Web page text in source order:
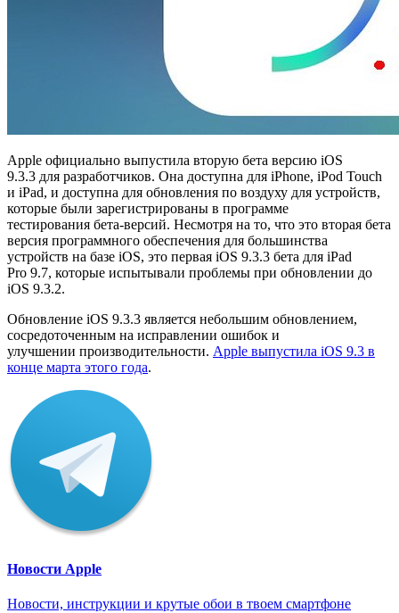
Apple официально выпустила вторую бета версию iOS
9.3.3 для разработчиков. Она доступна для iPhone, iPod Touch
и iPad, и доступна для обновления по воздуху для устройств,
которые были зарегистрированы в программе
тестирования бета-версий. Несмотря на то, что это вторая бета
версия программного обеспечения для большинства
устройств на базе iOS, это первая iOS 9.3.3 бета для iPad
Pro 9.7, которые испытывали проблемы при обновлении до
iOS 9.3.2.
Обновление iOS 9.3.3 является небольшим обновлением,
сосредоточенным на исправлении ошибок и
улучшении производительности. Apple выпустила iOS 9.3 в
конце марта этого года.
Новости Apple
Новости, инструкции и крутые обои в твоем смартфоне